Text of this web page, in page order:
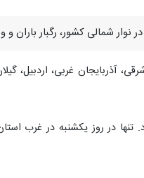
غربی، اردبیل،
در روز یکشنبه در غرب